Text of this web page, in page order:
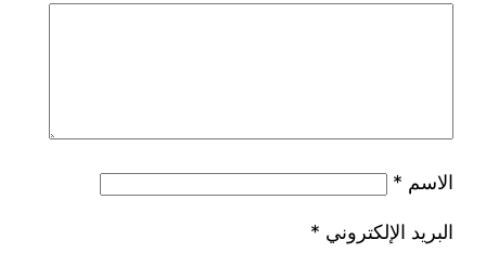
الاسم *
البريد الإلكتروني *